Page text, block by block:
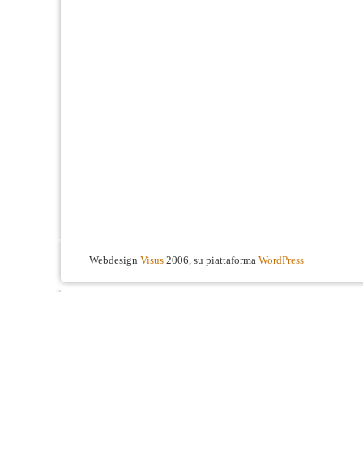
Webdesign Visus 2006, su piattaforma WordPress